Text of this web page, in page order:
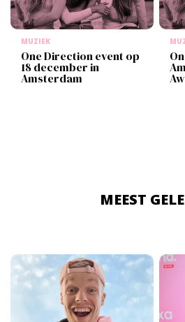
MUZIEK
One Direction event op
18 december in
Amsterdam
MEEST